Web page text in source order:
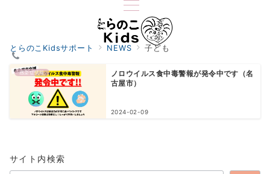
とらのこKidsサポート NEWS 子ども
感染症情報
ノロウイルス食中毒警報が発令中です（名
古屋市）
2024-02-09
サイト内検索